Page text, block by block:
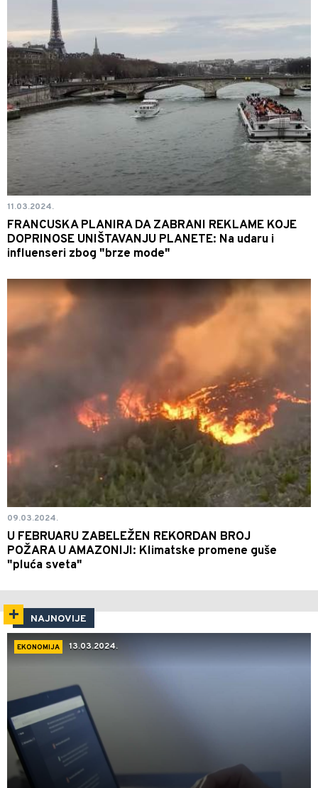
11.03.2024.
FRANCUSKA PLANIRA DA ZABRANI REKLAME KOJE
DOPRINOSE UNIŠTAVANJU PLANETE: Na udaru i
influenseri zbog "brze mode"
09.03.2024.
U FEBRUARU ZABELEŽEN REKORDAN BROJ
POŽARA U AMAZONIJI: Klimatske promene guše
"pluća sveta"
NAJNOVIJE
EKONOMIJA 13.03.2024.